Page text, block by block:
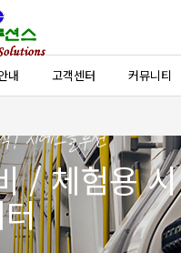
내 고객센터 커뮤니티
/ 체험용 시